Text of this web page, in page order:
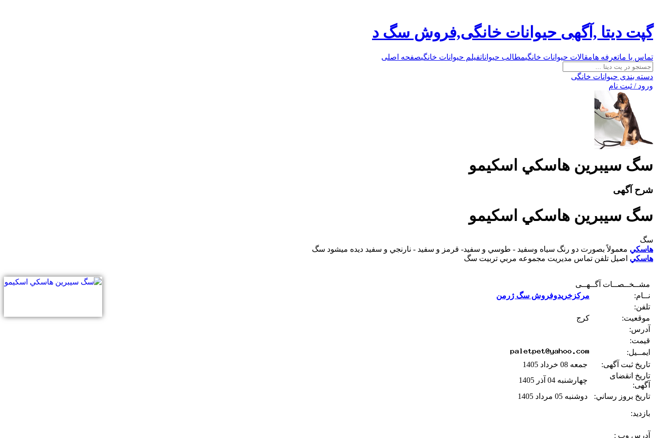
گپت دیتا ,آگهی حیوانات خانگی,فروش سگ د
تماس با ماتعرفه هامقالات حیوانات خانگیمطالب حیواناتفیلم حیوانات خانگیصفحه اصلی
دسته بندی حیوانات خانگی
ورود / ثبت نام
سگ سيبرين هاسکي اسکيمو
شرح آگهی
سگ سيبرين هاسکي اسکيمو
سگ
هاسکي معمولاً بصورت دو رنگ سياه وسفيد - طوسي و سفيد- قرمز و سفيد - نارنجي و سفيد ديده ميشود سگ
هاسکي اصيل تلفن تماس مديريت مجموعه مربي تربيت سگ
مشــخــصــات آگــهــی
نــام:
مرکزخریدوفروش سگ ژرمن
تلفن:
موقعیت:
کرج
آدرس:
قیمت:
ایمــیل:
تاریخ ثبت آگهی:
جمعه 08 خرداد 1405
تاریخ انقضای
آگهی:
چهارشنبه 04 آذر 1405
تاريخ بروز رساني:
دوشنبه 05 مرداد 1405
بازديد:
آدرس وب :‌